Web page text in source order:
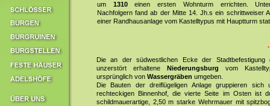
um 1310einen ersten Wohnturm errichten.
Nachfolgern fand ab der Mitte 14. Jh.s ein schrittweiser
einer Randhausanlage vom Kastelltypus mit Hauptturm
Die an der südwestlichen Ecke der Stadtbefestigung
unzerstört erhaltene Niederungsburg vom
ursprünglich von Wassergräben umgeben.
Die Bauten der dreiflügeligen Anlage gruppieren sich
rechteckigen Binnenhof, die vierte Seite im Osten ist
schildmauerartige, 2,50 m starke Wehrmauer mit